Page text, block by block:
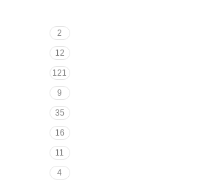
2
12
121
9
35
16
11
4